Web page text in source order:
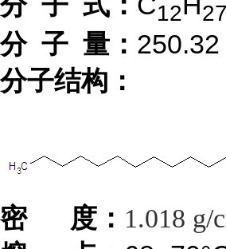
12 27
分 子 量： 250.32
分子结构：
密 度： 1.018 g/